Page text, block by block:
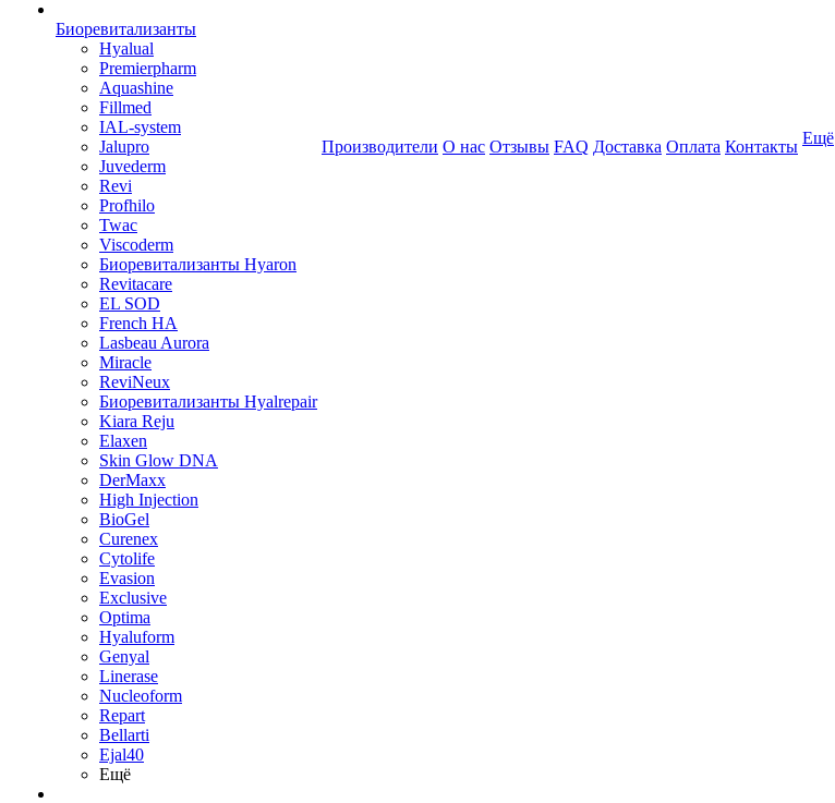
Биоревитализанты
Hyalual
Premierpharm
Aquashine
Fillmed
IAL-system
Jalupro
Juvederm
Revi
Profhilo
Twac
Viscoderm
Биоревитализанты Hyaron
Revitacare
EL SOD
French HA
Lasbeau Aurora
Miracle
ReviNeux
Биоревитализанты Hyalrepair
Kiara Reju
Elaxen
Skin Glow DNA
DerMaxx
High Injection
BioGel
Curenex
Cytolife
Evasion
Exclusive
Optima
Hyaluform
Genyal
Linerase
Nucleoform
Repart
Bellarti
Ejal40
Ещё
Производители О нас Отзывы FAQ Доставка Оплата Контакты Ещё